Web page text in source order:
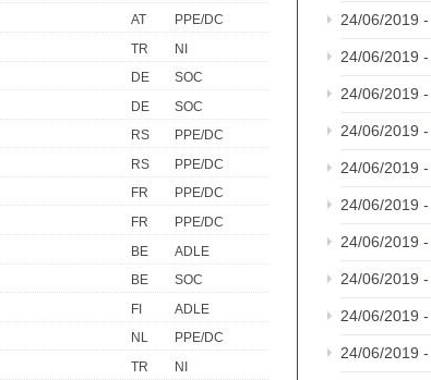
AT
PPE/DC
TR
NI
DE
SOC
DE
SOC
RS
PPE/DC
RS
PPE/DC
FR
PPE/DC
FR
PPE/DC
BE
ADLE
BE
SOC
FI
ADLE
NL
PPE/DC
TR
NI
24/06/2019 -
24/06/2019 -
24/06/2019 -
24/06/2019 -
24/06/2019 -
24/06/2019 -
24/06/2019 -
24/06/2019 -
24/06/2019 -
24/06/2019 -